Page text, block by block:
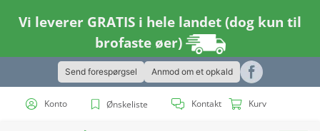
Vi leverer GRATIS i hele landet (dog kun til
brofaste øer)
Send forespørgsel Anmod om et opkald
Konto Ønskeliste Kontakt Kurv